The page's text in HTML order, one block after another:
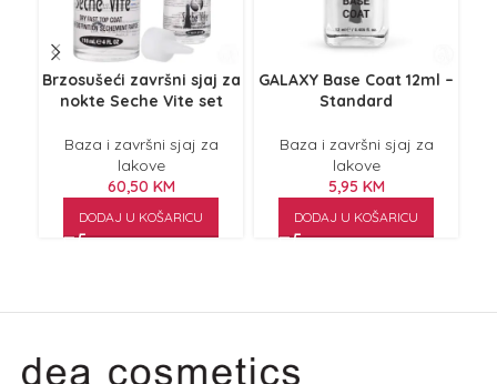
Brzosušeći završni sjaj za
nokte Seche Vite set
Baza i završni sjaj za
lakove
60,50 KM
DODAJ U KOŠARICU
GALAXY Base Coat 12ml –
Standard
Baza i završni sjaj za
lakove
5,95 KM
DODAJ U KOŠARICU